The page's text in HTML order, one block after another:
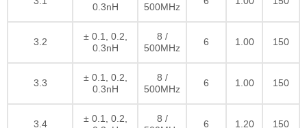
0.3nH
500MHz
3.2
± 0.1, 0.2,
0.3nH
8 /
500MHz
6 1.00 150
3.3
± 0.1, 0.2,
0.3nH
8 /
500MHz
6 1.00 150
3.4
± 0.1, 0.2,
8 /
6 1.20 150